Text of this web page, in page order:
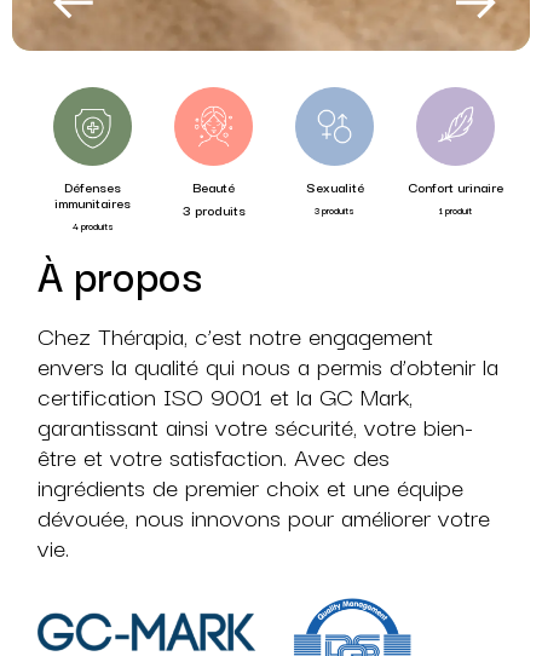
3 produits
3 produits
Confort urinaire
Gestion du
À propos
Chez Thérapia, c’est notre engagement
envers la qualité qui nous a permis d’obtenir la
certification ISO 9001 et la GC Mark,
garantissant ainsi votre sécurité, votre bien-
être et votre satisfaction. Avec des
ingrédients de premier choix et une équipe
dévouée, nous innovons pour améliorer votre
vie.